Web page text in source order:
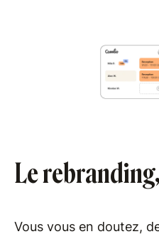
Le
Vous vous en doutez,